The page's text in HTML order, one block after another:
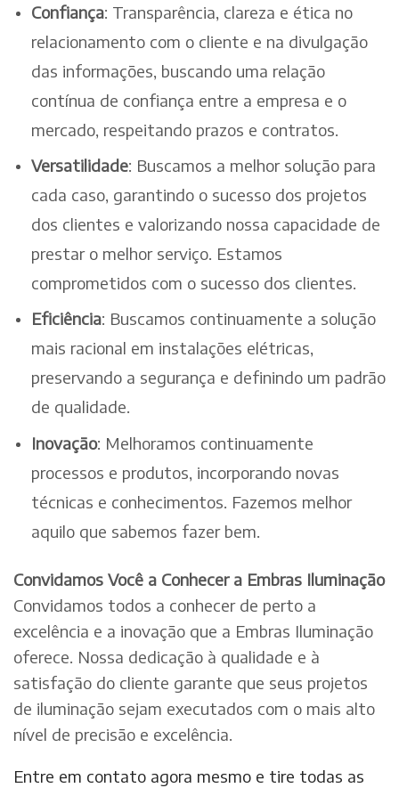
Confiança: Transparência, clareza e ética no
relacionamento com o cliente e na divulgação
das informações, buscando uma relação
contínua de confiança entre a empresa e o
mercado, respeitando prazos e contratos.
Versatilidade: Buscamos a melhor solução para
cada caso, garantindo o sucesso dos projetos
dos clientes e valorizando nossa capacidade de
prestar o melhor serviço. Estamos
comprometidos com o sucesso dos clientes.
Eficiência: Buscamos continuamente a solução
mais racional em instalações elétricas,
preservando a segurança e definindo um padrão
de qualidade.
Inovação: Melhoramos continuamente
processos e produtos, incorporando novas
técnicas e conhecimentos. Fazemos melhor
aquilo que sabemos fazer bem.
Convidamos Você a Conhecer a Embras Iluminação
Convidamos todos a conhecer de perto a
excelência e a inovação que a Embras Iluminação
oferece. Nossa dedicação à qualidade e à
satisfação do cliente garante que seus projetos
de iluminação sejam executados com o mais alto
nível de precisão e excelência.
Entre em contato agora mesmo e tire todas as